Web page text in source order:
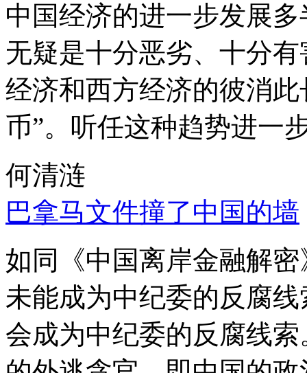
中国经济的进一步发展
无疑是十分恶劣、十分
经济和西方经济的彼消
币”。听任这种趋势进一
何清涟
巴拿马文件撞了中国的墙
如同《中国离岸金融解
未能成为中纪委的反腐
会成为中纪委的反腐线